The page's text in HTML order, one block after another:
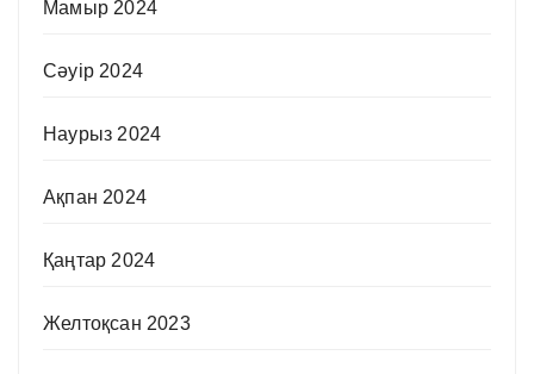
Мамыр 2024
Сәуір 2024
Наурыз 2024
Ақпан 2024
Қаңтар 2024
Желтоқсан 2023